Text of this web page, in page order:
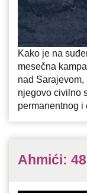
Kako je na
mesečna
nad
njegovo civilno
permanentnog i
Ahmići: